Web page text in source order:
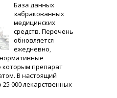
База данных
забракованных
медицинских
средств. Перечень
обновляется
ежедневно,
которым препарат
В настоящий
000 лекарственных